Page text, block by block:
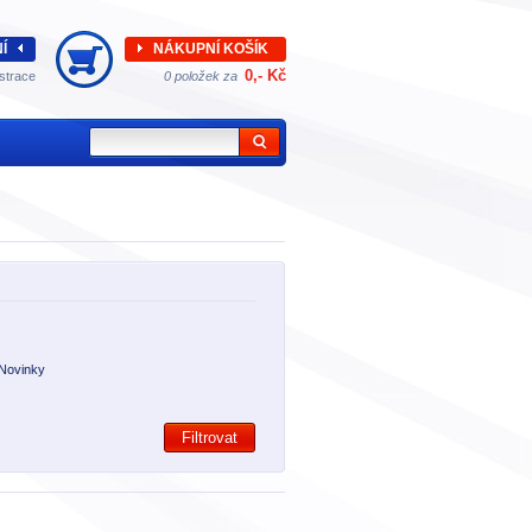
Novinky
Filtrovat
NÁKUPNÍ KOŠÍK
0 položek za 0,- Kč